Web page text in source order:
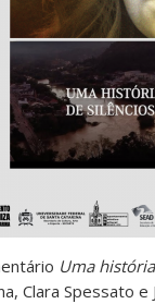
Uma
Clara Spessato e